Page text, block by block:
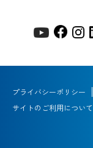
プライバシーポリシー
サイトのご利用について